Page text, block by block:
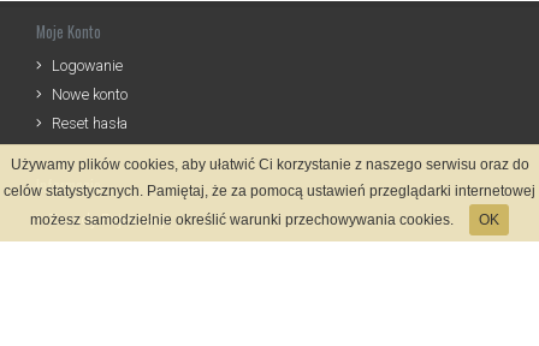
Moje Konto
Logowanie
Nowe konto
Reset hasła
Informacje
Zasady Rejestracji
Używamy plików cookies, aby ułatwić Ci korzystanie z naszego serwisu oraz do
celów statystycznych. Pamiętaj, że za pomocą ustawień przeglądarki internetowej
możesz samodzielnie określić warunki przechowywania cookies.
OK